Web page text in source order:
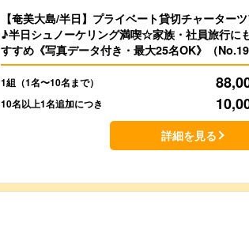
【奄美大島/半日】プライベート貸切チャーター
♪半日シュノーケリング満喫☆家族・社員旅行に
すすめ《写真データ付き・最大25名OK》（
1組（1名〜10名まで）
10名以上1名追加につき
詳細を見る